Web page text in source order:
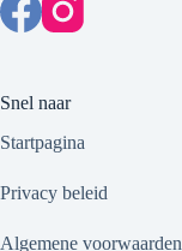
Snel naar
Startpagina
Privacy beleid
Algemene voorwaarden